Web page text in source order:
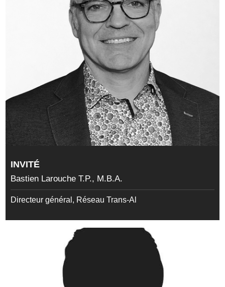
INVITÉ
Bastien Larouche T.P., M.B.A.
Directeur général, Réseau Trans-Al